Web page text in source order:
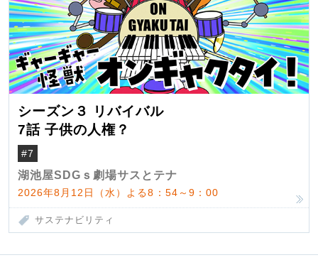
シーズン３ リバイバル
7話 子供の人権？
#7
湖池屋SDGｓ劇場サスとテナ
2026年8月12日（水）よる8：54～9：00
サステナビリティ